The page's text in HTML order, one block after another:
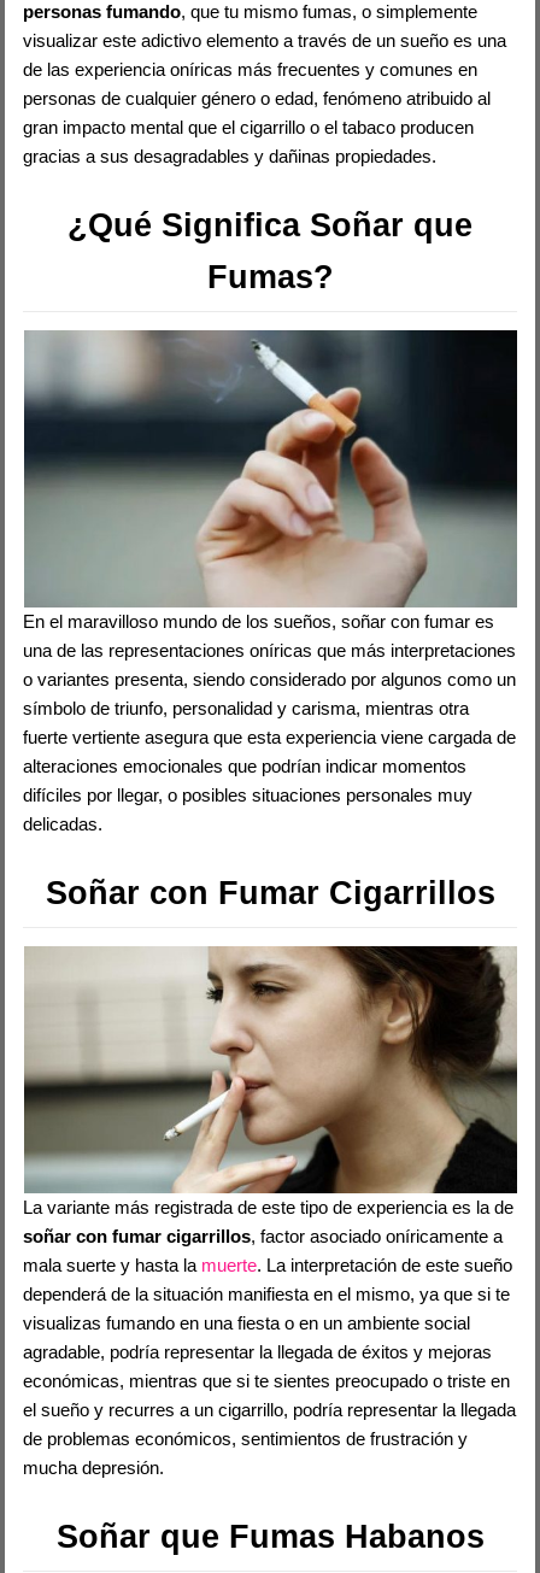
personas fumando, que tu mismo fumas, o simplemente
visualizar este adictivo elemento a través de un sueño es una
de las experiencia oníricas más frecuentes y comunes en
personas de cualquier género o edad, fenómeno atribuido al
gran impacto mental que el cigarrillo o el tabaco producen
gracias a sus desagradables y dañinas propiedades.
¿Qué Significa Soñar que
Fumas?
En el maravilloso mundo de los sueños, soñar con fumar es
una de las representaciones oníricas que más interpretaciones
o variantes presenta, siendo considerado por algunos como un
símbolo de triunfo, personalidad y carisma, mientras otra
fuerte vertiente asegura que esta experiencia viene cargada de
alteraciones emocionales que podrían indicar momentos
difíciles por llegar, o posibles situaciones personales muy
delicadas.
Soñar con Fumar Cigarrillos
La variante más registrada de este tipo de experiencia es la de
soñar con fumar cigarrillos, factor asociado oníricamente a
mala suerte y hasta la muerte. La interpretación de este sueño
dependerá de la situación manifiesta en el mismo, ya que si te
visualizas fumando en una fiesta o en un ambiente social
agradable, podría representar la llegada de éxitos y mejoras
económicas, mientras que si te sientes preocupado o triste en
el sueño y recurres a un cigarrillo, podría representar la llegada
de problemas económicos, sentimientos de frustración y
mucha depresión.
Soñar que Fumas Habanos